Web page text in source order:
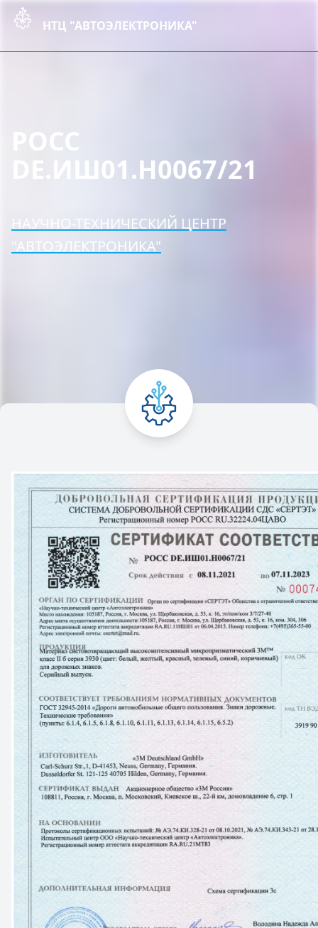
НТЦ "АВТОЭЛЕКТРОНИКА"
DE.ИШ01.Н0067/21
НАУЧНО-ТЕХНИЧЕСКИЙ ЦЕНТР
"АВТОЭЛЕКТРОНИКА"